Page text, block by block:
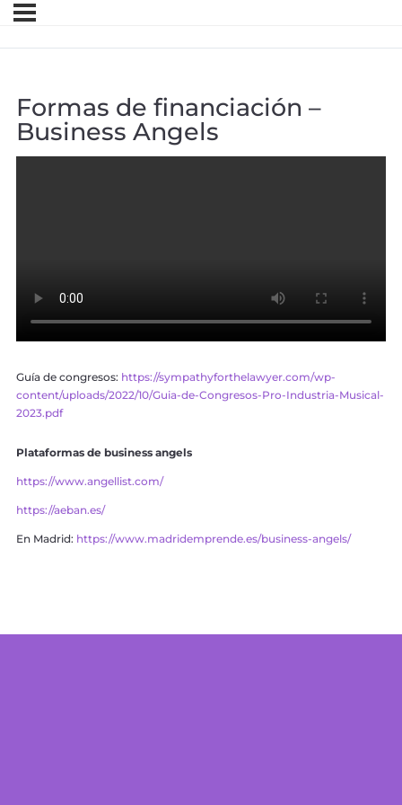
Formas de financiación –
Business Angels
Guía de congresos: https://sympathyforthelawyer.com/wp-
content/uploads/2022/10/Guia-de-Congresos-Pro-Industria-Musical-
2023.pdf
Plataformas de business angels
https://www.angellist.com/
https://aeban.es/
En Madrid: https://www.madridemprende.es/business-angels/